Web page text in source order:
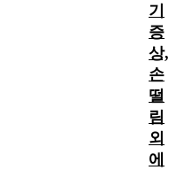
기
증
상,
손
떨
림
외
에